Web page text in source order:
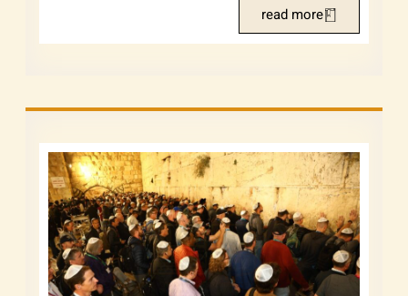
read more